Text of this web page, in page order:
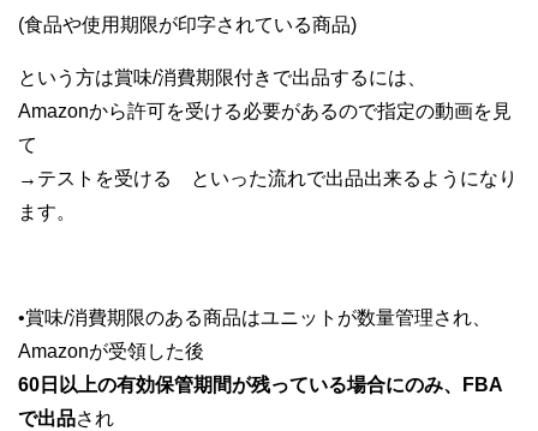
(食品や使用期限が印字されている商品)
という方は賞味/消費期限付きで出品するには、
Amazonから許可を受ける必要があるので指定の動画を見
て
→ テストを受ける
といった流れで出品出来るようになり
ます。
•賞味/消費期限のある商品はユニットが数量管理され、
Amazonが受領した後
60 日以上の有効保管期間が残っている場合にのみ、
FBA
で出品され